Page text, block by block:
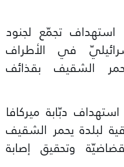
32- السّاعة 16:45 استهداف تجمّع لجنود
في الأطراف
الشقيف بقذائف
33- السّاعة 17:00 استهداف دبّابة ميركافا
لبلدة يحمر الشقيف
وتحقيق إصابة